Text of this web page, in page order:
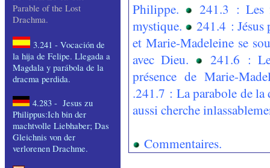
Parable of the Lost
Drachma.
3.241 -Vocación de
lahija de Felipe.Llegada a
Magdala yparábola de la
dracma perdida.
4.283 - Jesus zu
Philippus:Ich bin der
machtvolle Liebhaber;Das
Gleichnis von der
verlorenen Drachme.
Philippe.
241.3 : Les
mystique.
241.4 : Jésus
et Marie-Madeleine se
avec Dieu.
241.6 :
présence de Marie-
.241.7 : La parabole de la
aussi cherche
Commentaires.